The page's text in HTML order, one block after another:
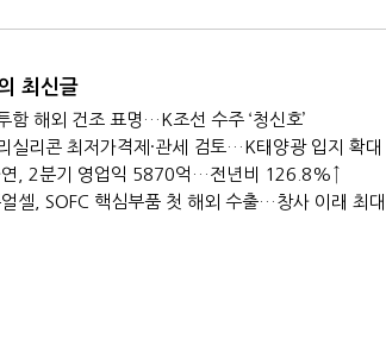
최신글
함 해외 건조 표명…K조선 수주 ‘청신호’
실리콘 최저가격제·관세 검토…K태양광 입지 확대
연, 2분기 영업익 5870억…전년비 126.8%↑
셀, SOFC 핵심부품 첫 해외 수출…창사 이래 최